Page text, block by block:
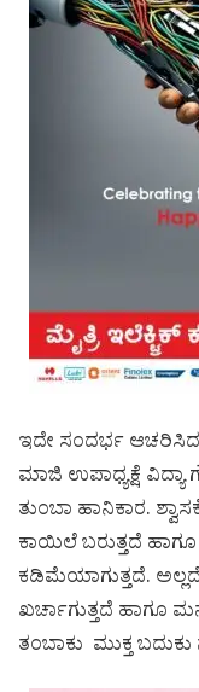
ಇದೇ ಸಂದರ್ಭ
ಮಾಜಿ ಉಪಾಧ್ಯಕ್ಷೆ
ತುಂಬಾ ಹಾನಿಕಾರ.
ಕಾಯಿಲೆ ಬರುತ್ತದೆ
ಕಡಿಮೆಯಾಗುತ್ತದೆ.
ಖರ್ಚಾಗುತ್ತದೆ ಹಾಗೂ
ತಂಬಾಕು ಮುಕ್ತ